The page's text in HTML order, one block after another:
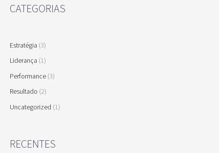
CATEGORIAS
Estratégia (3)
Liderança (1)
Performance (3)
Resultado (2)
Uncategorized (1)
RECENTES